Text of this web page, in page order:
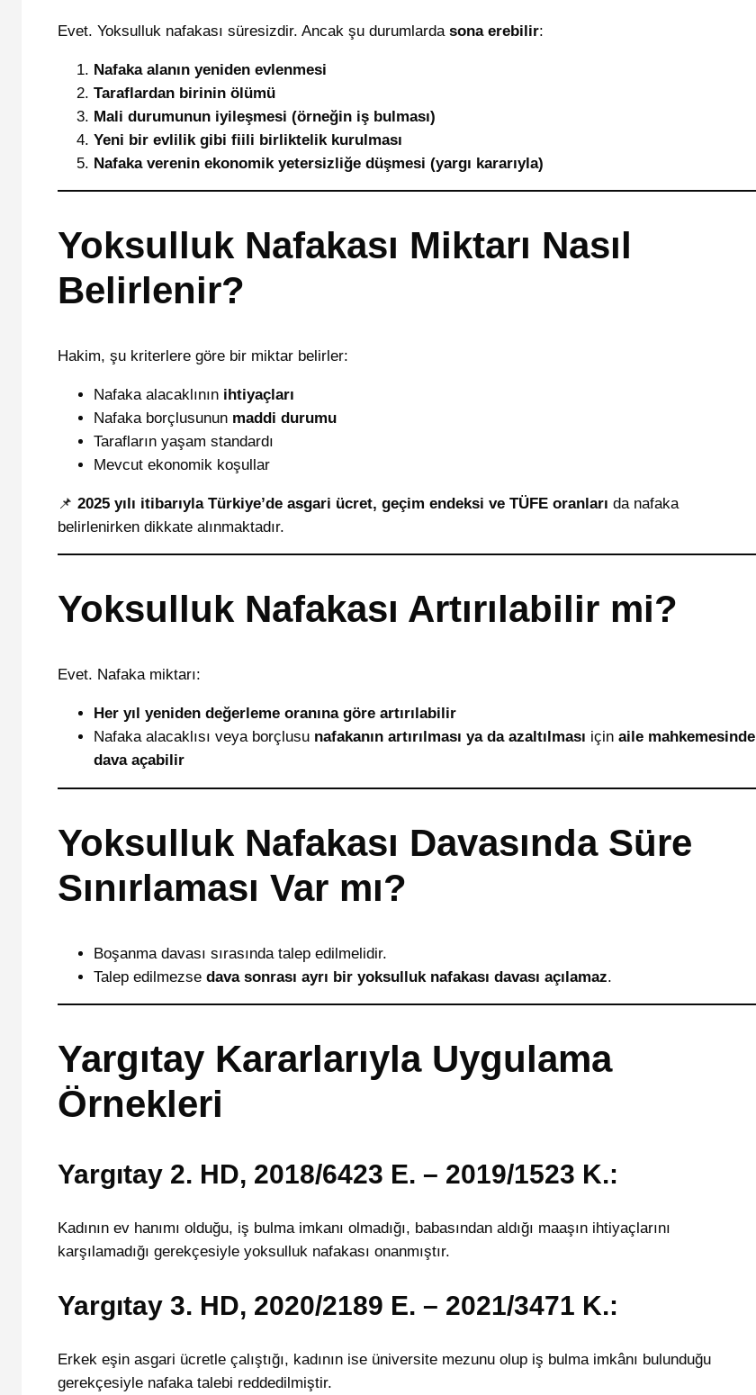
Evet. Yoksulluk nafakası süresizdir. Ancak şu durumlarda sona erebilir:
Nafaka alanın yeniden evlenmesi
Taraflardan birinin ölümü
Mali durumunun iyileşmesi (örneğin iş bulması)
Yeni bir evlilik gibi fiili birliktelik kurulması
Nafaka verenin ekonomik yetersizliğe düşmesi (yargı kararıyla)
Yoksulluk Nafakası Miktarı Nasıl
Belirlenir?
Hakim, şu kriterlere göre bir miktar belirler:
Nafaka alacaklının ihtiyaçları
Nafaka borçlusunun maddi durumu
Tarafların yaşam standardı
Mevcut ekonomik koşullar
📌 2025 yılı itibarıyla Türkiye’de asgari ücret, geçim endeksi ve TÜFE oranları da nafaka
belirlenirken dikkate alınmaktadır.
Yoksulluk Nafakası Artırılabilir mi?
Evet. Nafaka miktarı:
Her yıl yeniden değerleme oranına göre artırılabilir
Nafaka alacaklısı veya borçlusu nafakanın artırılması ya da azaltılması için aile mahkemesinde
dava açabilir
Yoksulluk Nafakası Davasında Süre
Sınırlaması Var mı?
Boşanma davası sırasında talep edilmelidir.
Talep edilmezse dava sonrası ayrı bir yoksulluk nafakası davası açılamaz.
Yargıtay Kararlarıyla Uygulama
Örnekleri
Yargıtay 2. HD, 2018/6423 E. – 2019/1523 K.:
Kadının ev hanımı olduğu, iş bulma imkanı olmadığı, babasından aldığı maaşın ihtiyaçlarını
karşılamadığı gerekçesiyle yoksulluk nafakası onanmıştır.
Yargıtay 3. HD, 2020/2189 E. – 2021/3471 K.:
Erkek eşin asgari ücretle çalıştığı, kadının ise üniversite mezunu olup iş bulma imkânı bulunduğu
gerekçesiyle nafaka talebi reddedilmiştir.